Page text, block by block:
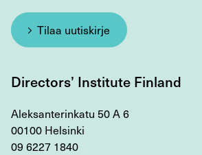
Tilaa uutiskirje
Directors’ Institute Finland
Aleksanterinkatu 50 A 6
00100 Helsinki
09 6227 1840